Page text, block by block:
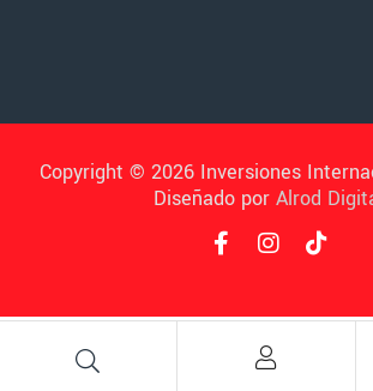
Copyright © 2026 Inversiones
Diseñado por Alrod